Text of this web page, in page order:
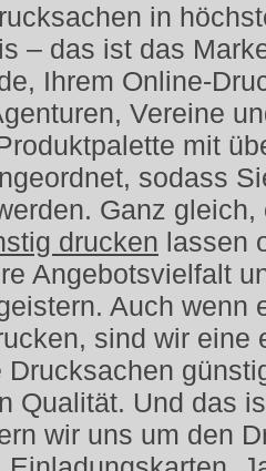
in
– das ist das
Ihrem Online-
Vereine
mit
sodass
Ganz
drucken lassen
Angebotsvielfalt
Auch wenn
sind wir eine
Drucksachen
Qualität. Und das
wir uns um den